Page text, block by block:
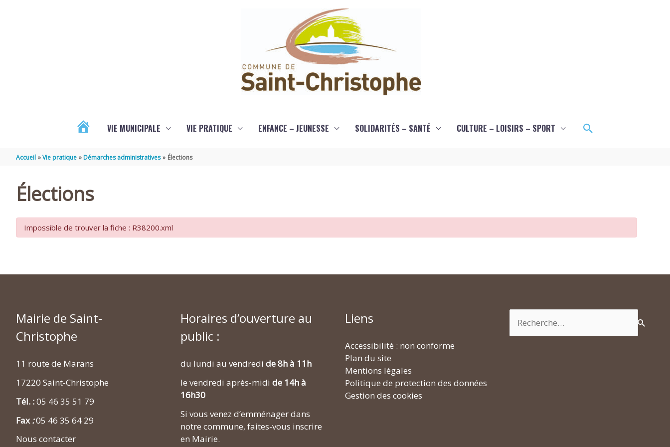
VIE MUNICIPALE VIE PRATIQUE ENFANCE – JEUNESSE SOLIDARITÉS – SANTÉ CULTURE – LOISIRS – SPORT Rechercher
Accueil Vie pratique Démarches administratives Élections
Élections
Impossible de trouver la fiche : R38200.xml
Mairie de Saint-
Christophe
11 route de Marans
17220 Saint-Christophe
Tél. :05 46 35 51 79
Fax :05 46 35 64 29
Nous contacter
Horaires d’ouverture au
public :
du lundi au vendredi de 8h à 11h
le vendredi après-midi de 14h à
16h30
Si vous venez d’emménager dans
notre commune, faites-vous inscrire
en Mairie.
Liens
Accessibilité : non conforme
Plan du site
Mentions légales
Politique de protection des données
Gestion des cookies